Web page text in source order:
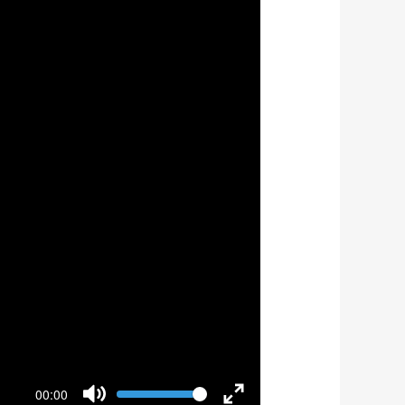
Current
00:00
Volume